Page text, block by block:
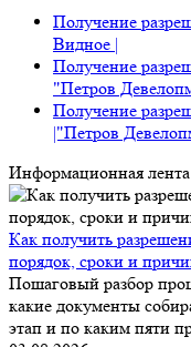
Получение
Видное |
Получение
"Петров
Получение
|"Петров
Информационная лента
Как получить
порядок, сроки и
Пошаговый разбор
какие документы
этап и по каким пяти